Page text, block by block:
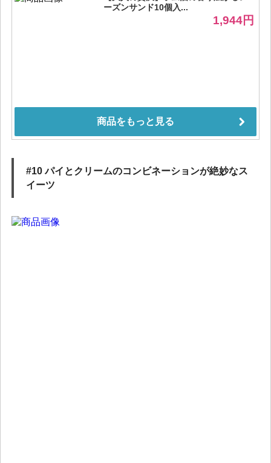
#10 パイとクリームのコンビネーションが絶妙なス
イーツ